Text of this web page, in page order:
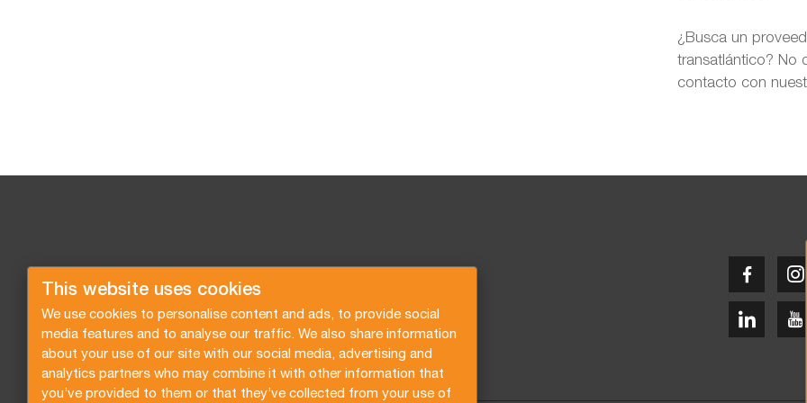
This website uses cookies
We use cookies to personalise content and ads, to provide social
media features and to analyse our traffic. We also share information
about your use of our site with our social media, advertising and
analytics partners who may combine it with other information that
you’ve provided to them or that they’ve collected from your use of
¿Busca un
transatlántico? No
contacto con